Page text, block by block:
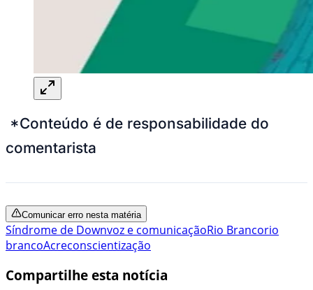
*Conteúdo é de responsabilidade do
comentarista
Comunicar erro nesta matéria
Síndrome de Downvoz e comunicaçãoRio Brancorio
brancoAcreconscientização
Compartilhe esta notícia